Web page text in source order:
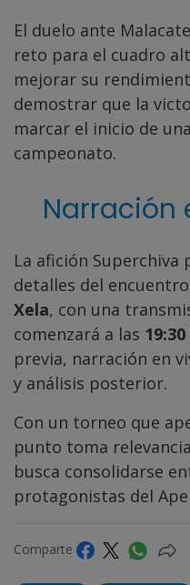
El duelo ante
reto para el cuadro
mejorar su
demostrar que la
marcar el inicio de
campeonato.
Narración
La afición
detalles del
Xela, con una
comenzará a las
previa, narración en
y análisis posterior.
Con un torneo que
punto toma
busca consolidarse
protagonistas del
Comparte